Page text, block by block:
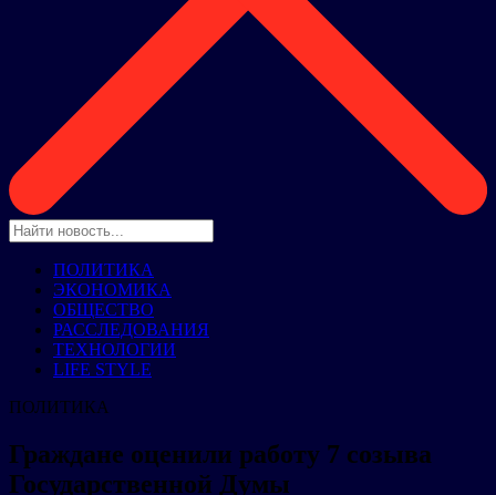
ПОЛИТИКА
ЭКОНОМИКА
ОБЩЕСТВО
РАССЛЕДОВАНИЯ
ТЕХНОЛОГИИ
LIFE STYLE
ПОЛИТИКА
Граждане оценили работу 7 созыва
Государственной Думы